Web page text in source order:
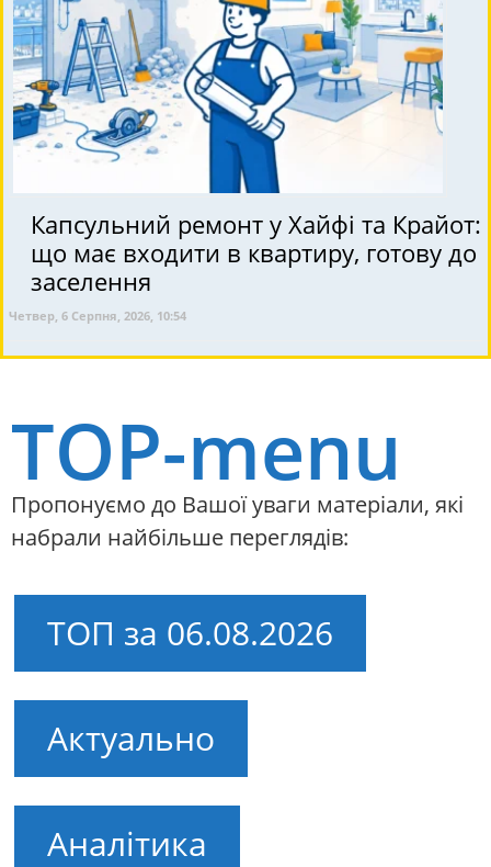
Капсульний ремонт у Хайфі та Крайот:
що має входити в квартиру, готову до
заселення
Четвер, 6 Серпня, 2026, 10:54
TOP-menu
Пропонуємо до Вашої уваги матеріали, які
набрали найбільше переглядів:
ТОП за 06.08.2026
Актуально
Аналітика